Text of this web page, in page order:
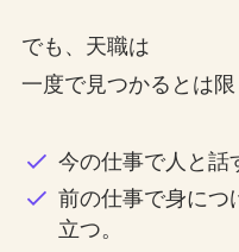
でも、天職は
一度で見つかるとは限
今の仕事で人と話
前の仕事で身につ
立つ。